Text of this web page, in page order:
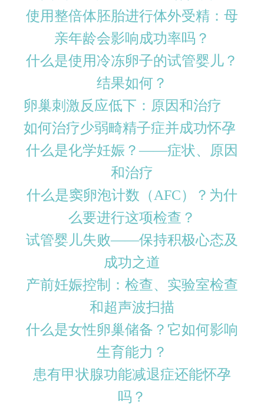
使用整倍体胚胎进行体外受精：母
亲年龄会影响成功率吗？
什么是使用冷冻卵子的试管婴儿？
结果如何？
卵巢刺激反应低下：原因和治疗
如何治疗少弱畸精子症并成功怀孕
什么是化学妊娠？——症状、原因
和治疗
什么是窦卵泡计数（AFC）？为什
么要进行这项检查？
试管婴儿失败——保持积极心态及
成功之道
产前妊娠控制：检查、实验室检查
和超声波扫描
什么是女性卵巢储备？它如何影响
生育能力？
患有甲状腺功能减退症还能怀孕
吗？